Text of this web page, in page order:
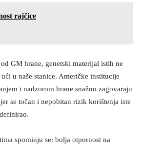
rajčice
GM hrane, genetski materijal istih ne
u naše stanice. Američke institucije
i nadzorom hrane snažno zagovaraju
se točan i nepobitan rizik korištenja iste
spominju se: bolja otpornost na